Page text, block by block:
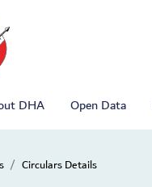
DHA Open Data
Circulars Details